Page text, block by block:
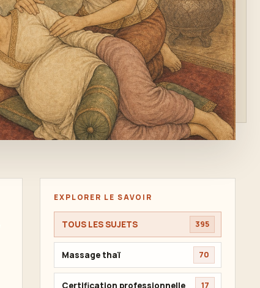
EXPLORER LE SAVOIR
TOUS LES SUJETS 395
Massage thaï 70
Certification professionnelle 17